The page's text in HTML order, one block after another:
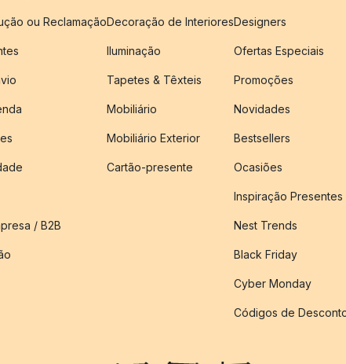
ou Reclamação
/ B2B
Decoração de Interiores
Iluminação
Tapetes & Têxteis
Mobiliário
Mobiliário Exterior
Cartão-presente
Designers
Ofertas Especiais
Promoções
Novidades
Bestsellers
Ocasiões
Inspiração Presentes
Nest Trends
Black Friday
Cyber Monday
Códigos de